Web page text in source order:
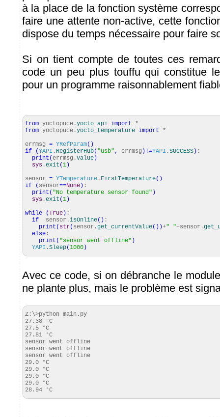
à la place de la fonction système
faire une attente non-active, cette
dispose du temps nécessaire pour faire
Si on tient compte de toutes ces
code un peu plus touffu qui constitue
pour un programme raisonnablement
from yoctopuce.yocto_api import *
from yoctopuce.yocto_temperature import *
errmsg = YRefParam( )
if
(YAPI . RegisterHub( "usb", errmsg ) !=YAPI .SUCCESS ) :
print (errmsg.value )
sys .exit (1 )
sensor = YTemperature . FirstTemperature( )
if
( sensor==None ) :
print ( "No temperature sensor found" )
sys .exit (1 )
while
(True ) :
if sensor.isOnline( ) :
print ( str( sensor.get_currentValue( ) )+" "+sensor.
else :
print ( "sensor went offline" )
YAPI .Sleep(1000 )
Avec ce code, si on débranche le
ne plante plus, mais le problème est
Z:\>python main.py
27.38 °C
27.5 °C
27.81 °C
sensor went offline
sensor went offline
sensor went offline
29.0 °C
29.0 °C
29.0 °C
29.0 °C
28.94 °C